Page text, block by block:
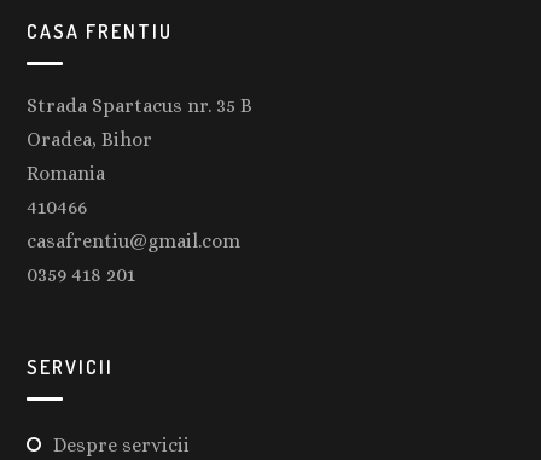
CASA FRENTIU
Strada Spartacus nr. 35 B
Oradea, Bihor
Romania
410466
casafrentiu@gmail.com
0359 418 201
SERVICII
Despre servicii